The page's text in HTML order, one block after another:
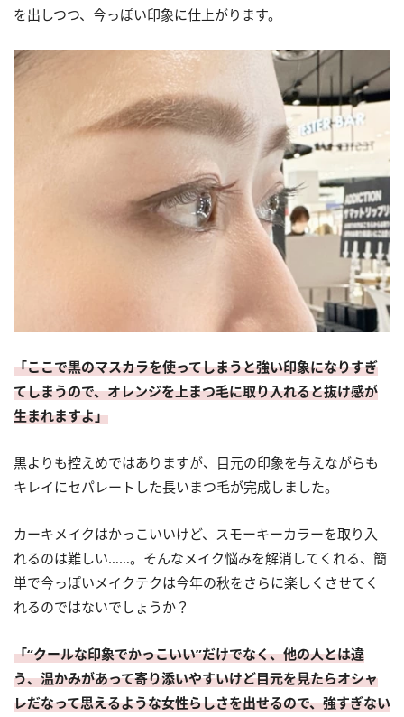
を出しつつ、今っぽい印象に仕上がります。
「ここで黒のマスカラを使ってしまうと強い印象になりすぎ
てしまうので、オレンジを上まつ毛に取り入れると抜け感が
生まれますよ」
黒よりも控えめではありますが、目元の印象を与えながらも
キレイにセパレートした長いまつ毛が完成しました。
カーキメイクはかっこいいけど、スモーキーカラーを取り入
れるのは難しい……。そんなメイク悩みを解消してくれる、簡
単で今っぽいメイクテクは今年の秋をさらに楽しくさせてく
れるのではないでしょうか？
「“クールな印象でかっこいい”だけでなく、他の人とは違
う、温かみがあって寄り添いやすいけど目元を見たらオシャ
レだなって思えるような女性らしさを出せるので、強すぎない